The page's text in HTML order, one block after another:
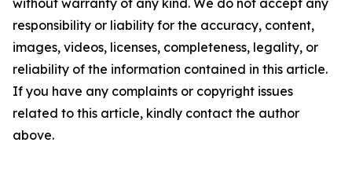
without warranty of any kind. We do not accept any
responsibility or liability for the accuracy, content,
images, videos, licenses, completeness, legality, or
reliability of the information contained in this article.
If you have any complaints or copyright issues
related to this article, kindly contact the author
above.